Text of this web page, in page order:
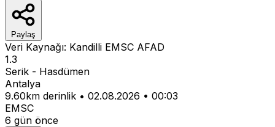
Paylaş
Veri Kaynağı: Kandilli EMSC AFAD
1.3
Serik - Hasdümen
Antalya
9.60km derinlik • 02.08.2026 • 00:03
EMSC
6 gün önce